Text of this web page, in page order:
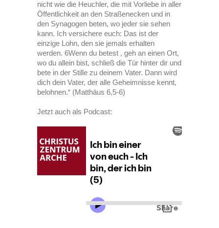
nicht wie die Heuchler, die mit Vorliebe in aller
Öffentlichkeit an den Straßenecken und in
den Synagogen beten, wo jeder sie sehen
kann. Ich versichere euch: Das ist der
einzige Lohn, den sie jemals erhalten
werden. 6Wenn du betest , geh an einen Ort,
wo du allein bist, schließ die Tür hinter dir und
bete in der Stille zu deinem Vater. Dann wird
dich dein Vater, der alle Geheimnisse kennt,
belohnen.“ (Matthäus 6,5-6)
Jetzt auch als Podcast: